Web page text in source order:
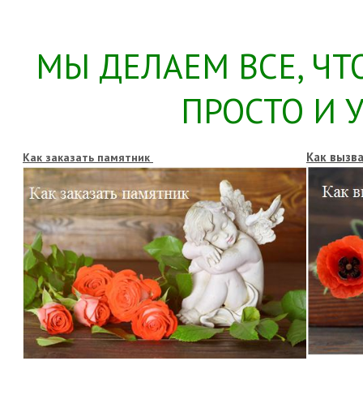
МЫ ДЕЛАЕМ ВСЕ,
ПРОСТО И
Как заказать памятник Как